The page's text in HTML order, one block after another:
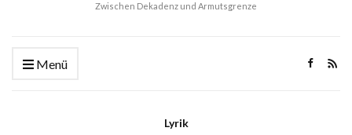
Zwischen Dekadenz und Armutsgrenze
Menü
Lyrik